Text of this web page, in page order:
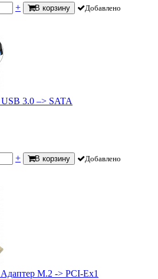
+ В корзину Добавлено
3.0 –> SATA
+ В корзину Добавлено
M.2 -> PCI-Ex1